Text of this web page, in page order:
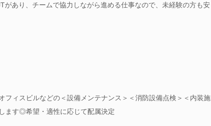
があり、チームで協力しながら進める仕事なので、未経験の方も安
フィスビルなどの＜設備メンテナンス＞＜消防設備点検＞＜内装施
ます◎希望・適性に応じて配属決定